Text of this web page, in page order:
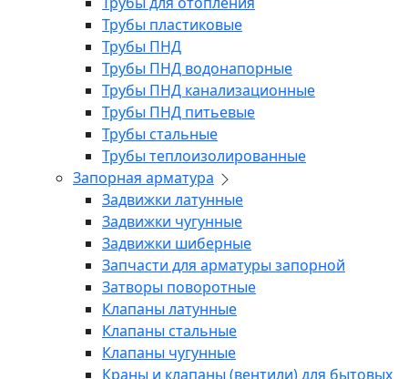
Трубы пластиковые
Трубы ПНД
Трубы ПНД водонапорные
Трубы ПНД канализационные
Трубы ПНД питьевые
Трубы стальные
Трубы теплоизолированные
Запорная арматура
Задвижки латунные
Задвижки чугунные
Задвижки шиберные
Запчасти для арматуры запорной
Затворы поворотные
Клапаны латунные
Клапаны стальные
Клапаны чугунные
Краны и клапаны (вентили) для бытовых